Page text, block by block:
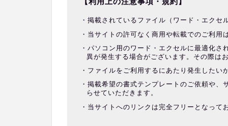
掲載されているファイル（ワード・エクセ
当サイトの許可なく商用や転載でのご利用
パソコン用のワード・エクセルに最適化さ
異が発生する場合がございます。その際は
ファイルをご利用するにあたり発生したい
掲載希望の書式テンプレートのご依頼や、
らせていただきます。
当サイトへのリンクは完全フリーとなって